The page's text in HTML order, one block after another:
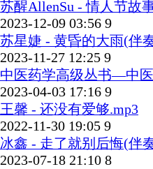
苏醒AllenSu - 情人节故
2023-12-09 03:56 9
苏星婕 - 黄昏的大雨(伴
2023-11-27 12:25 9
中医药学高级丛书—中
2023-04-03 17:16 9
王馨 - 还没有爱够.mp3
2022-11-30 19:05 9
冰鑫 - 走了就别后悔(伴
2023-07-18 21:10 8